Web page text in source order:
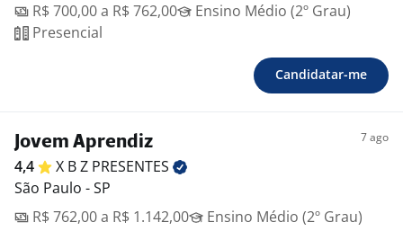
R$ 700,00 a R$ 762,00
Ensino Médio (2º Grau)
Presencial
Candidatar-me
Jovem Aprendiz 7 ago
4,4 X B Z PRESENTES
São Paulo - SP
R$ 762,00 a R$ 1.142,00
Ensino Médio (2º Grau)